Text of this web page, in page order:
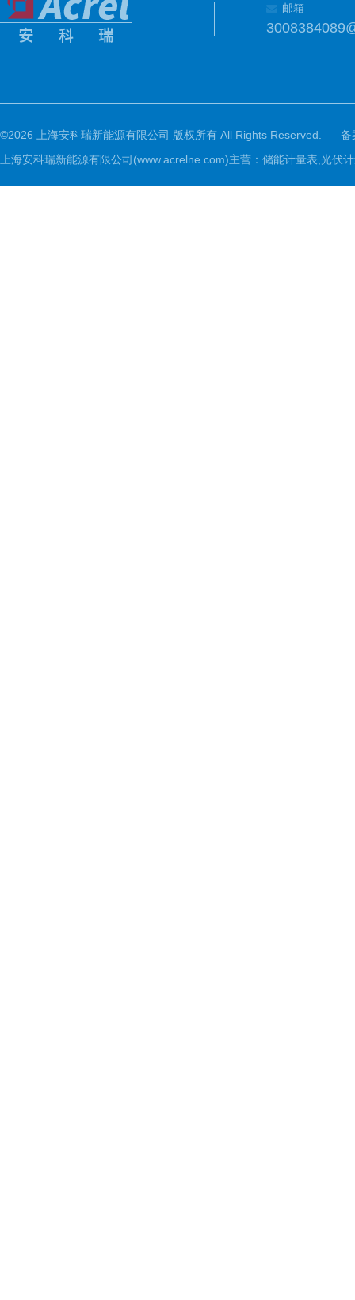
邮箱
©2026 上海安科瑞新能源有限公司 版权所有 All Rights Reserved.
备
上海安科瑞新能源有限公司(www.acrelne.com)主营：储能计量表,光伏